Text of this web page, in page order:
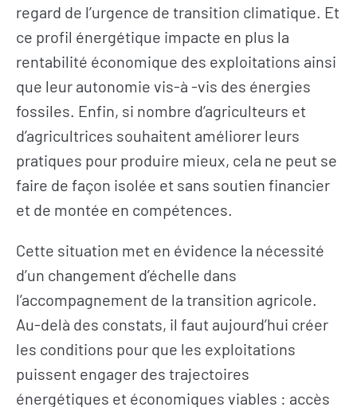
regard de l’urgence de transition climatique. Et
ce profil énergétique impacte en plus la
rentabilité économique des exploitations ainsi
que leur autonomie vis-à -vis des énergies
fossiles. Enfin, si nombre d’agriculteurs et
d’agricultrices souhaitent améliorer leurs
pratiques pour produire mieux, cela ne peut se
faire de façon isolée et sans soutien financier
et de montée en compétences.
Cette situation met en évidence la nécessité
d’un changement d’échelle dans
l’accompagnement de la transition agricole.
Au-delà des constats, il faut aujourd’hui créer
les conditions pour que les exploitations
puissent engager des trajectoires
énergétiques et économiques viables : accès